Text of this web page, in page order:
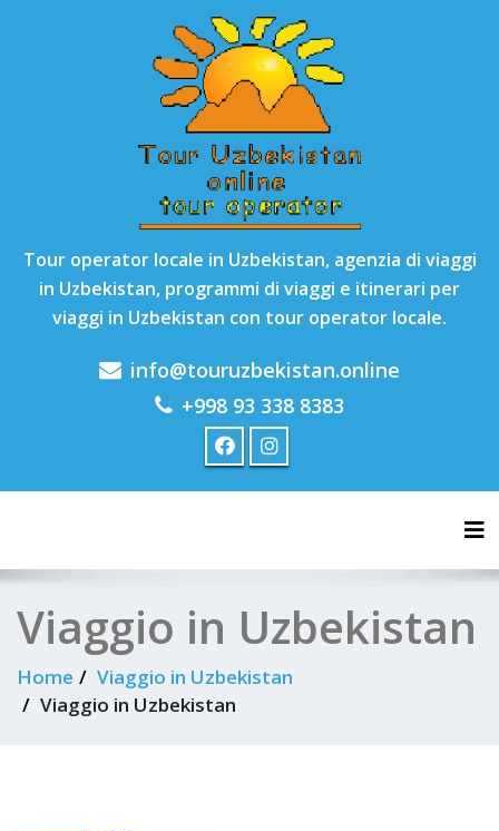
Tour operator locale in Uzbekistan, agenzia di viaggi
in Uzbekistan, programmi di viaggi e itinerari per
viaggi in Uzbekistan con tour operator locale.
info@touruzbekistan.online
+998 93 338 8383
Viaggio in Uzbekistan
Home
Viaggio in Uzbekistan
Viaggio in Uzbekistan